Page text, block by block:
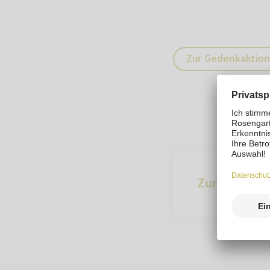
Zur Gedenkaktion
Zur